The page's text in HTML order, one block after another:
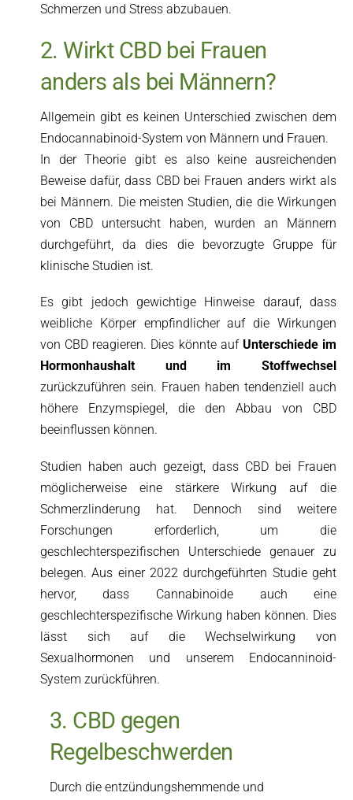
Schmerzen und Stress abzubauen.
2. Wirkt CBD bei Frauen
anders als bei Männern?
Allgemein gibt es keinen Unterschied zwischen dem
Endocannabinoid-System von Männern und Frauen.
In der Theorie gibt es also keine ausreichenden
Beweise dafür, dass CBD bei Frauen anders wirkt als
bei Männern. Die meisten Studien, die die Wirkungen
von CBD untersucht haben, wurden an Männern
durchgeführt, da dies die bevorzugte Gruppe für
klinische Studien ist.
Es gibt jedoch gewichtige Hinweise darauf, dass
weibliche Körper empfindlicher auf die Wirkungen
von CBD reagieren. Dies könnte auf Unterschiede im
Hormonhaushalt und im Stoffwechsel
zurückzuführen sein. Frauen haben tendenziell auch
höhere Enzymspiegel, die den Abbau von CBD
beeinflussen können.
Studien haben auch gezeigt, dass CBD bei Frauen
möglicherweise eine stärkere Wirkung auf die
Schmerzlinderung hat. Dennoch sind weitere
Forschungen erforderlich, um die
geschlechterspezifischen Unterschiede genauer zu
belegen. Aus einer 2022 durchgeführten Studie geht
hervor, dass Cannabinoide auch eine
geschlechterspezifische Wirkung haben können. Dies
lässt sich auf die Wechselwirkung von
Sexualhormonen und unserem Endocanninoid-
System zurückführen.
3. CBD gegen
Regelbeschwerden
Durch die entzündungshemmende und